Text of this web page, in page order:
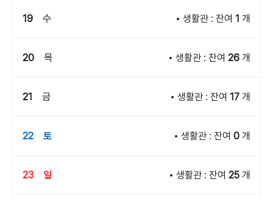
19 수 생활관 : 잔여 1 개
20 목 생활관 : 잔여 26 개
21 금 생활관 : 잔여 17 개
22 토 생활관 : 잔여 0 개
23 일 생활관 : 잔여 25 개